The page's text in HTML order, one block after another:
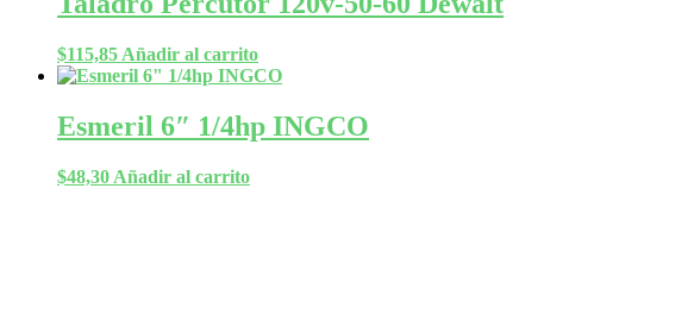
$115,85 Añadir al carrito
Esmeril 6″ 1/4hp INGCO
$48,30 Añadir al carrito